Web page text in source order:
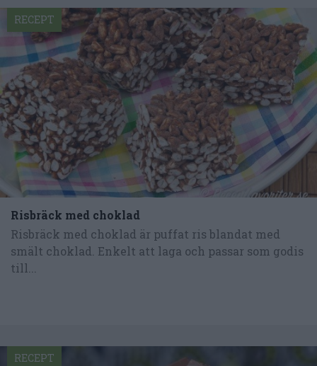
Risbräck med choklad
Risbräck med choklad är puffat ris blandat med
smält choklad. Enkelt att laga och passar som godis
till...
RECEPT
RECEPT